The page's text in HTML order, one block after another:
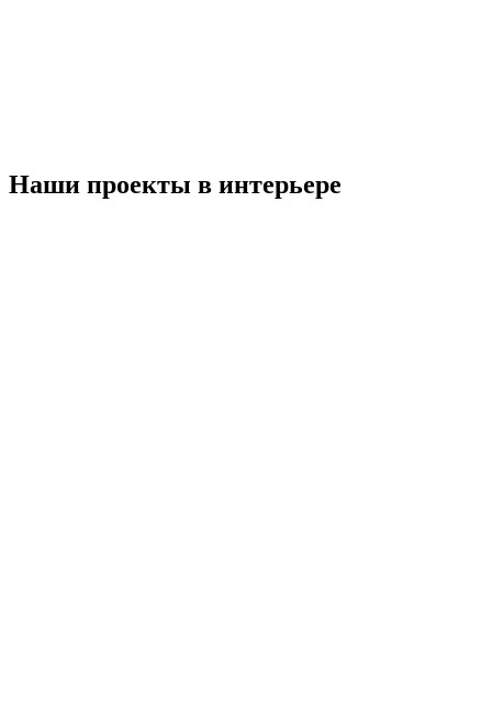
Наши проекты в интерьере